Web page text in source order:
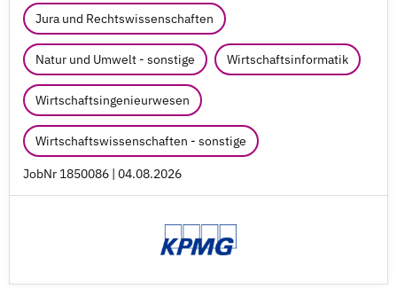
Jura und Rechtswissenschaften
Natur und Umwelt - sonstige Wirtschaftsinformatik
Wirtschaftsingenieurwesen
Wirtschaftswissenschaften - sonstige
JobNr 1850086 | 04.08.2026